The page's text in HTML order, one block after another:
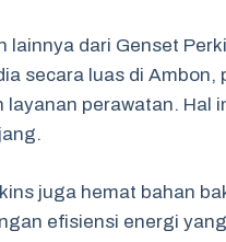
lainnya dari Genset
secara luas di
layanan perawatan. Hal
juga hemat bahan
efisiensi energi